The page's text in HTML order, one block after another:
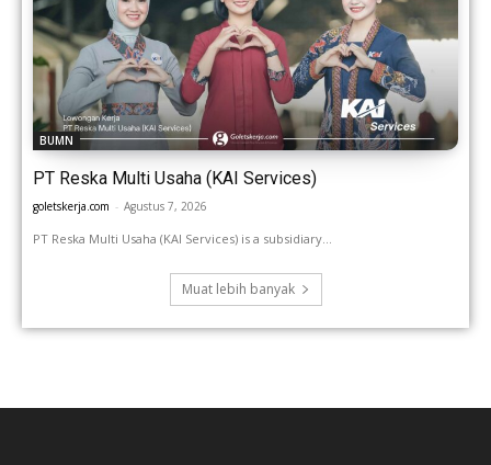
BUMN
PT Reska Multi Usaha (KAI Services)
goletskerja.com - Agustus 7, 2026
PT Reska Multi Usaha (KAI Services) is a subsidiary...
Muat lebih banyak